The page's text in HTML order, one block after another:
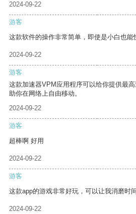
2024-09-22
游客
这款软件的操作非常简单，即使是小白也能
2024-09-22
游客
这款加速器VPM应用程序可以给你提供最
助你在网络上自由移动。
2024-09-22
游客
超棒啊 好用
2024-09-22
游客
这款app的游戏非常好玩，可以让我消磨时间
2024-09-22